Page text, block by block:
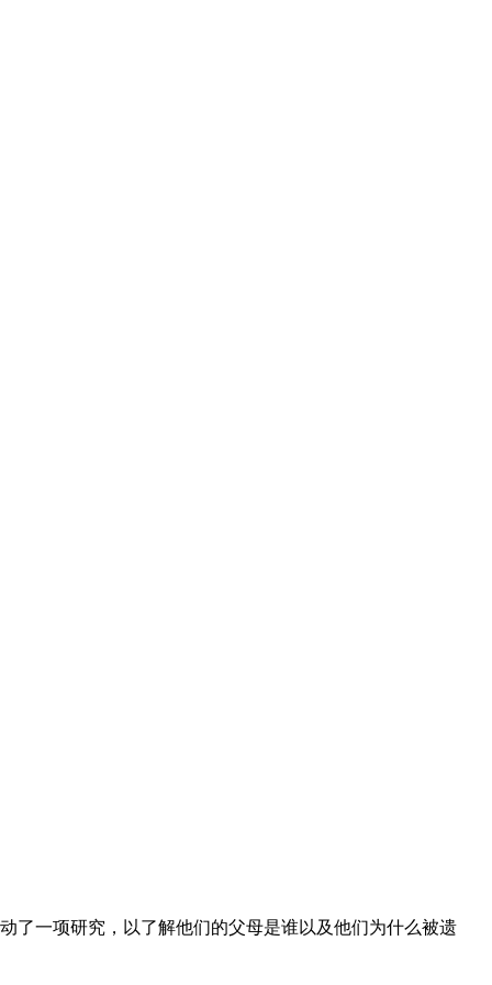
了一项研究，以了解他们的父母是谁以及他们为什么被遗